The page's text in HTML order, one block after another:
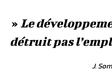
» Le
détruit pas
J.